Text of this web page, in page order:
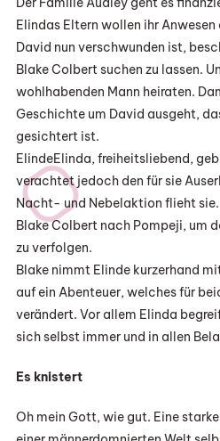
Elindas Eltern wollen ihr
David nun verschwunden ist,
Blake Colbert suchen zu lassen.
wohlhabenden Mann heiraten.
Geschichte um David ausgeht,
gesichtert ist.
ElindeElinda, freiheitsliebend,
verachtet jedoch den für sie
Nacht- und Nebelaktion flieht
Blake Colbert nach Pompeji, um
zu verfolgen.
Blake nimmt Elinde kurzerhand
auf ein Abenteuer, welches für
verändert. Vor allem Elinda
sich selbst immer und in allen
Es knistert
Oh mein Gott, wie gut. Eine